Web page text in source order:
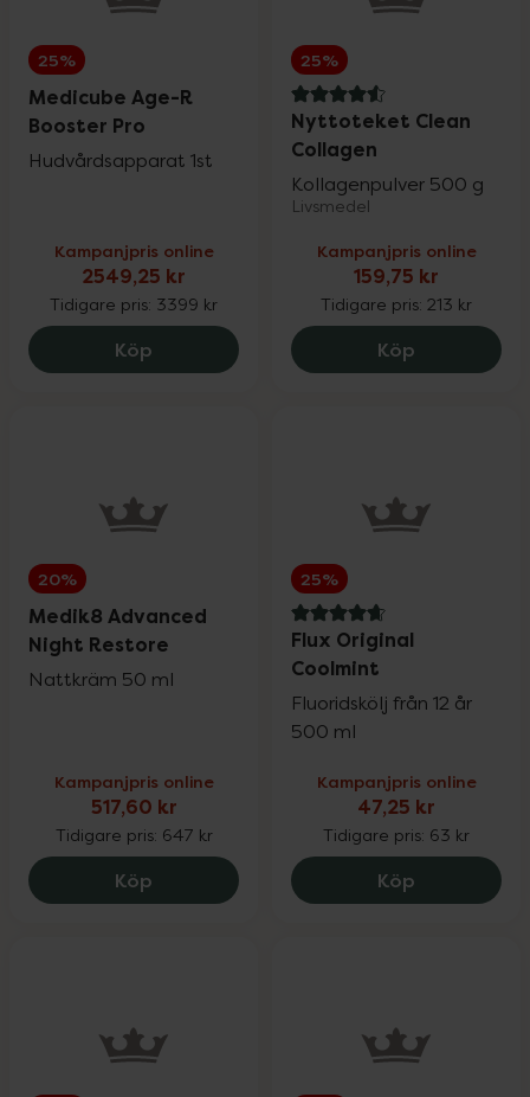
Satisfyer & Viamax
Superfruit 20%
Wella Professionals
Nailner och Wortie
Solskydd Upp till 30%
25%
Medicube Age-R
Booster Pro
Hudvårdsapparat 1st
Kampanjpris online
2549,25 kr
Tidigare pris: 3399 kr
Köp Medicube Age-R Booster Pro, 2549.25
25%
4.6 av 5 i omdöme
Nyttoteket Clean
Collagen
Kollagenpulver 500 g
Livsmedel
Kampanjpris online
159,75 kr
Tidigare pris: 213 kr
Köp Nyttoteket
20%
Medik8 Advanced
Night Restore
Nattkräm 50 ml
Kampanjpris online
517,60 kr
Tidigare pris: 647 kr
Köp Medik8 Advanced Night Restore, 517.6
25%
4.8 av 5 i omdöme
Flux Original
Coolmint
Fluoridskölj från 12 år
500 ml
Kampanjpris online
47,25 kr
Tidigare pris: 63 kr
Köp Flux